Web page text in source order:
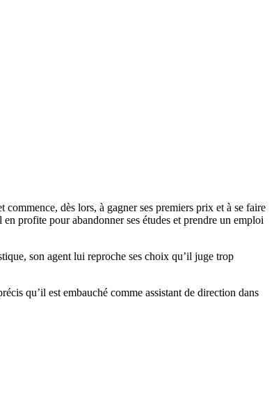
dès lors, à gagner ses premiers prix et à se faire
profite pour abandonner ses études et prendre un emploi
son agent lui reproche ses choix qu’il juge trop
qu’il est embauché comme assistant de direction dans